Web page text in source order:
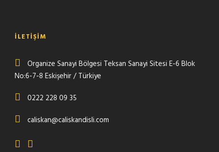
İLETIŞIM
Organize Sanayi Bölgesi Teksan Sanayi Sitesi E-6 Blok
No:6-7-8 Eskişehir / Türkiye
0222 228 09 35
caliskan@caliskandisli.com